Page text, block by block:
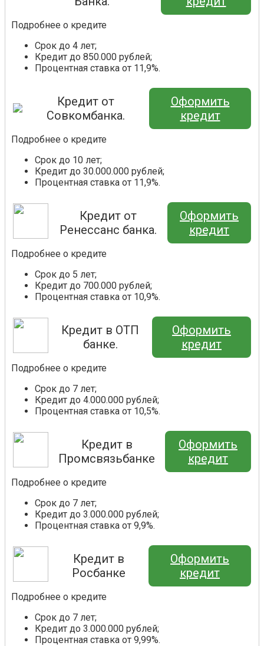
Подробнее о кредите
Срок до 4 лет;
Кредит до 850.000 рублей;
Процентная ставка от 11,9%.
Кредит от
Совкомбанка.
Оформить
кредит
Подробнее о кредите
Срок до 10 лет;
Кредит до 30.000.000 рублей;
Процентная ставка от 11,9%.
Кредит от
Ренессанс банка.
Оформить
кредит
Подробнее о кредите
Срок до 5 лет;
Кредит до 700.000 рублей;
Процентная ставка от 10,9%.
Кредит в ОТП
банке.
Оформить
кредит
Подробнее о кредите
Срок до 7 лет;
Кредит до 4.000.000 рублей;
Процентная ставка от 10,5%.
Кредит в
Промсвязьбанке
Оформить
кредит
Подробнее о кредите
Срок до 7 лет;
Кредит до 3.000.000 рублей;
Процентная ставка от 9,9%.
Кредит в
Росбанке
Оформить
кредит
Подробнее о кредите
Срок до 7 лет;
Кредит до 3.000.000 рублей;
Процентная ставка от 9,99%.